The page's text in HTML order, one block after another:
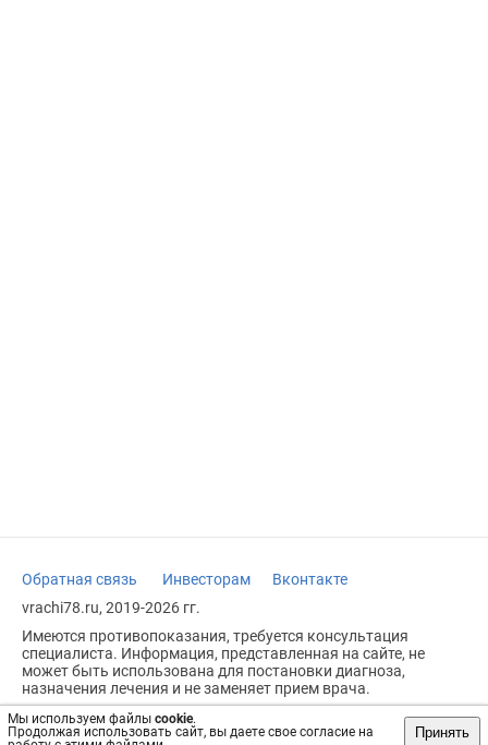
Мы используем файлы cookie.
Продолжая использовать сайт, вы даете свое согласие на
Принять
Обратная связь Инвесторам
Вконтакте
vrachi78.ru, 2019-2026 гг.
Имеются противопоказания, требуется консультация
специалиста. Информация, представленная на сайте, не
может быть использована для постановки диагноза,
назначения лечения и не заменяет прием врача.
Возрастное ограничение: 18+